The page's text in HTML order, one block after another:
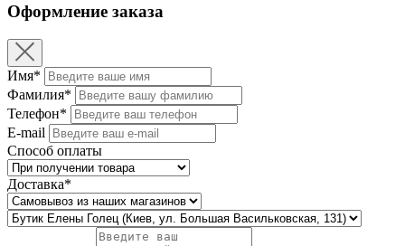
Оформление заказа
Имя*
Фамилия*
Телефон*
E-mail
Способ оплаты
Доставка*